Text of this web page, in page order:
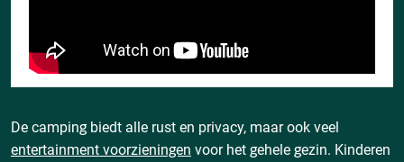
De camping biedt alle rust en privacy, maar ook veel
entertainment voorzieningen voor het gehele gezin. Kinderen